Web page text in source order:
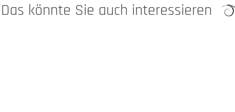
Das könnte Sie auch interessieren